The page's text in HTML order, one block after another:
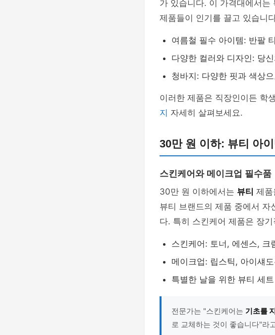
가 있습니다. 이 가격대에서는
제품들이 인기를 끌고 있습니
여름철 필수 아이템: 반팔
다양한 컬러와 디자인: 당
청바지: 다양한 핏과 색상
이러한 제품은 직장인이든 학
지 자세히 살펴보세요.
30만 원 이하: 뷰티 아
스킨케어와 메이크업 필수품
30만 원 이하에서는 뷰티 제
뷰티 브랜드의 제품 중에서 자
다. 특히 스킨케어 제품은 장
스킨케어: 토너, 에센스, 크
메이크업: 립스틱, 아이섀
특별한 날을 위한 뷰티 세트
전문가는 "스킨케어는 기초를
로 교체하는 것이 좋습니다"라